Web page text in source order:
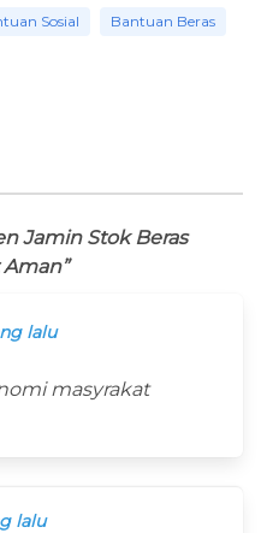
Sosial Bantuan Beras
Jamin Stok Beras
lalu
masyrakat
lalu